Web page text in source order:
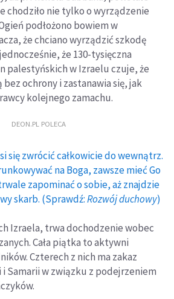
chodziło nie tylko o wyrządzenie
podłożono bowiem w
że chciano wyrządzić szkodę
że 130-tysięczna
palestyńskich w Izraelu czuje, że
ochrony i zastanawia się, jak
kolejnego zamachu.
DEON.PL POLECA
się zwrócić całkowicie do wewnątrz.
na Boga, zawsze mieć Go
zapominać o sobie, aż znajdzie
skarb. (Sprawdź:Rozwój duchowy)
Izraela, trwa dochodzenie wobec
Cała piątka to aktywni
Czterech z nich ma zakaz
Samarii w związku z podejrzeniem